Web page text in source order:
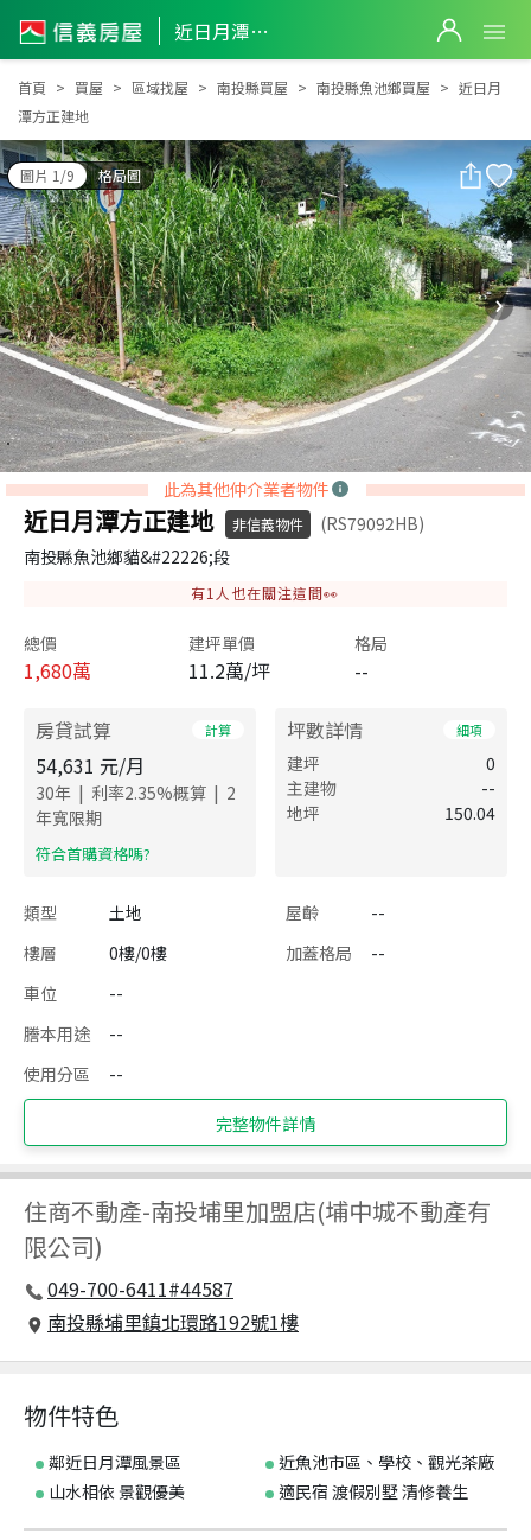
近日月潭方正建地
近日月潭方正建地
首頁 買屋 區域找屋 南投縣買屋 南投縣魚池鄉買屋
近日月
潭方正建地
圖片 1/9 格局圖
此為其他仲介業者物件
近日月潭方正建地 非信義物件
(RS79092HB)
南投縣魚池鄉貓&#22226;段
有1 人也在關注這間👀
總價
1,680萬
建坪單價
11.2萬/坪
格局
--
房貸試算 計算
54,631 元/月
30年 | 利率2.35%概算 | 2
年寬限期
​符合首購資格嗎?
坪數詳情 細項
建坪
0
主建物
--
地坪
150.04
類型 土地 屋齡
--
樓層
0樓/0樓 加蓋格局
--
車位
--
謄本用途
--
使用分區
--
完整物件詳情
住商不動產-南投埔里加盟店(埔中城不動產有
限公司)
049-700-6411#44587
南投縣埔里鎮北環路192號1樓
物件特色
鄰近日月潭風景區
近魚池市區、學校、觀光茶廠
山水相依 景觀優美
適民宿 渡假別墅 清修養生